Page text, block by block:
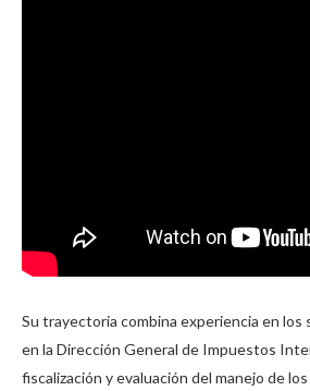
Su trayectoria combina experiencia en
en la Dirección General de Impuestos
fiscalización y evaluación del manejo de